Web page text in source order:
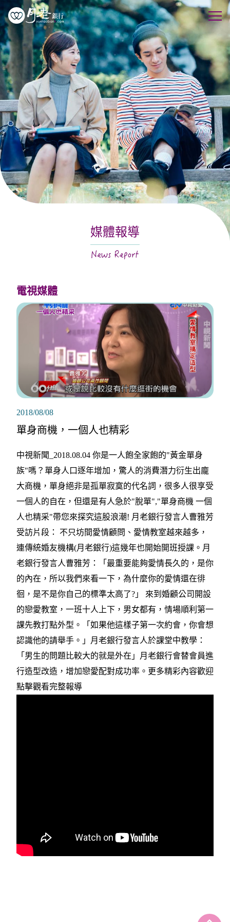
優質會員
行動交友
聯誼活動
幸福案例
最新動態
活動花絮
關於月老媒體報導
電視媒體
2018/08/08
單身商機，一個人也精彩
中視新聞_2018.08.04 你是一人飽全家飽的"黃金單身
族"嗎？單身人口逐年增加，驚人的消費潛力衍生出龐
大商機，單身絕非是孤單寂寞的代名詞，很多人很享受
一個人的自在，但還是有人急於"脫單","單身商機 一個
人也精采"帶您來探究這股浪潮! 月老銀行發言人曹雅芳
受訪片段： 不只坊間愛情顧問、愛情教室越來越多，
連傳統婚友機構(月老銀行)這幾年也開始開班授課。月
老銀行發言人曹雅芳：「最重要能夠愛情長久的，是你
的內在，所以我們來看一下，為什麼你的愛情還在徘
徊，是不是你自己的標準太高了?」 來到婚顧公司開設
的戀愛教室，一班十人上下，男女都有，情場順利第一
課先教打點外型。「如果他這樣子第一次約會，你會想
認識他的請舉手。」月老銀行發言人於課堂中教學：
「男生的問題比較大的就是外在」月老銀行會替會員進
行造型改造，增加戀愛配對成功率。更多精彩內容歡迎
點擊觀看完整報導